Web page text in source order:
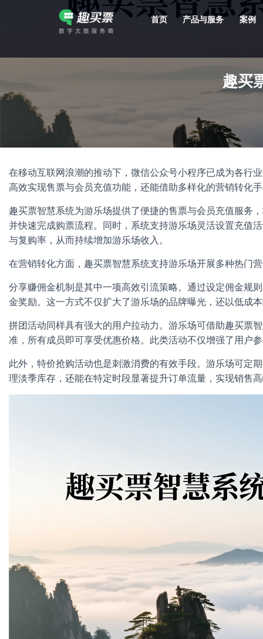
首页 产品与服务 案例
趣买
在移动互联网浪潮的推动下，微信公众号小程序已成为各行
高效实现售票与会员充值功能，还能借助多样化的营销转化
趣买票智慧系统为游乐场提供了便捷的售票与会员充值服务
并快速完成购票流程。同时，系统支持游乐场灵活设置充值
与复购率，从而持续增加游乐场收入。
在营销转化方面，趣买票智慧系统支持游乐场开展多种热门
分享赚佣金机制是其中一项高效引流策略。通过设定佣金规
金奖励。这一方式不仅扩大了游乐场的品牌曝光，还以低成
拼团活动同样具有强大的用户拉动力。游乐场可借助趣买票
准，所有成员即可享受优惠价格。此类活动不仅增强了用户
此外，特价抢购活动也是刺激消费的有效手段。游乐场可定
理淡季库存，还能在特定时段显著提升订单流量，实现销售